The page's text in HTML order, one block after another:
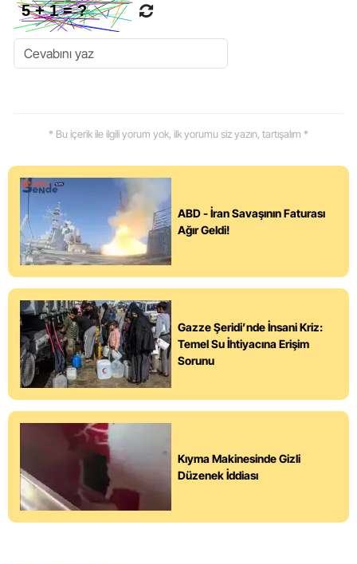
* Bu içerik ile ilgili yorum yok, ilk yorumu siz yazın, tartışalım *
ABD - İran Savaşının Faturası
Ağır Geldi!
Gazze Şeridi’nde İnsani Kriz:
Temel Su İhtiyacına Erişim
Sorunu
Kıyma Makinesinde Gizli
Düzenek İddiası